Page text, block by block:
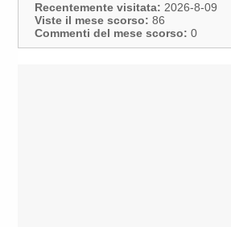
Recentemente visitata: 2026-8-09
Viste il mese scorso: 86
Commenti del mese scorso: 0